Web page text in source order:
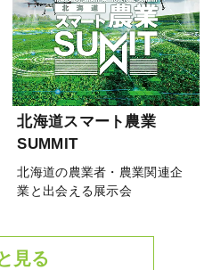
北海道スマート農業
SUMMIT
北海道の農業者・農業関連企
業と出会える展示会
見る